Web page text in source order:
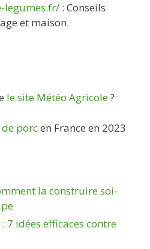
legumes.fr/ : Conseils
et maison.
le site Météo Agricole?
porcen France en 2023
la construire soi-
7 idées efficaces contre